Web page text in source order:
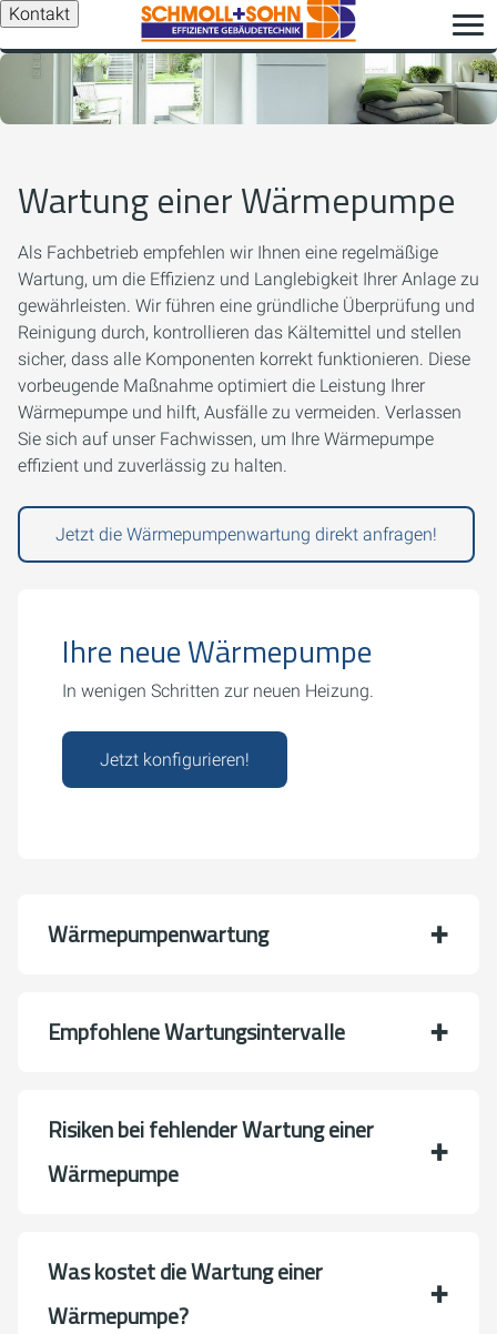
Kontakt
Wartung einer Wärmepumpe
Als Fachbetrieb empfehlen wir Ihnen eine regelmäßige
Wartung, um die Effizienz und Langlebigkeit Ihrer Anlage zu
gewährleisten. Wir führen eine gründliche Überprüfung und
Reinigung durch, kontrollieren das Kältemittel und stellen
sicher, dass alle Komponenten korrekt funktionieren. Diese
vorbeugende Maßnahme optimiert die Leistung Ihrer
Wärmepumpe und hilft, Ausfälle zu vermeiden. Verlassen
Sie sich auf unser Fachwissen, um Ihre Wärmepumpe
effizient und zuverlässig zu halten.
Jetzt die Wärmepumpenwartung direkt anfragen!
Ihre neue Wärmepumpe
In wenigen Schritten zur neuen Heizung.
Jetzt konfigurieren!
Wärmepumpenwartung
Empfohlene Wartungsintervalle
Risiken bei fehlender Wartung einer
Wärmepumpe
Was kostet die Wartung einer
Wärmepumpe?